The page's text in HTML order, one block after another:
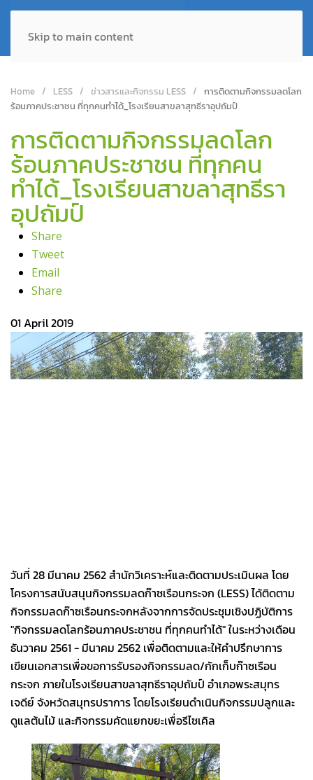
Skip to main content
Home LESS ข่าวสารและกิจกรรม LESS
การติดตามกิจกรรมลดโลก
ร้อนภาคประชาชน ที่ทุกคนทำได้_โรงเรียนสาขลาสุทธีราอุปถัมป์
การติดตามกิจกรรมลดโลก
ร้อนภาคประชาชน ที่ทุกคน
ทำได้_โรงเรียนสาขลาสุทธีรา
อุปถัมป์
Share
Tweet
Email
Share
01 April 2019
วันที่ 28 มีนาคม 2562 สำนักวิเคราะห์และติดตามประเมินผล โดย
โครงการสนับสนุนกิจกรรมลดก๊าซเรือนกระจก (LESS) ได้ติดตาม
กิจกรรมลดก๊าซเรือนกระจกหลังจากการจัดประชุมเชิงปฏิบัติการ
"กิจกรรมลดโลกร้อนภาคประชาชน ที่ทุกคนทำได้" ในระหว่างเดือน
ธันวาคม 2561 - มีนาคม 2562 เพื่อติดตามและให้คำปรึกษาการ
เขียนเอกสารเพื่อขอการรับรองกิจกรรมลด/กักเก็บก๊าซเรือน
กระจก ภายในโรงเรียนสาขลาสุทธีราอุปถัมป์ อำเภอพระสมุทร
เจดีย์ จังหวัดสมุทรปราการ โดยโรงเรียนดำเนินกิจกรรมปลูกและ
ดูแลต้นไม้ และกิจกรรมคัดแยกขยะเพื่อรีไซเคิล